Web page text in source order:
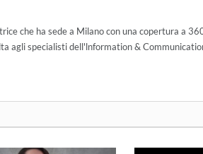
che ha sede a Milano con una copertura a
agli specialisti dell'lnformation &